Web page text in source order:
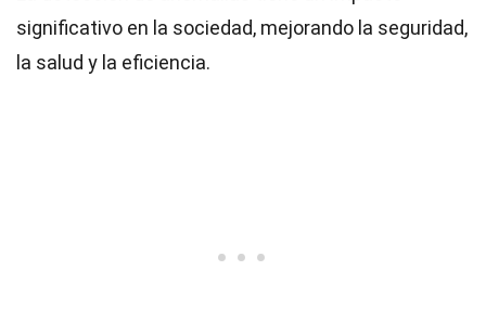
significativo en la sociedad, mejorando la seguridad,
la salud y la eficiencia.